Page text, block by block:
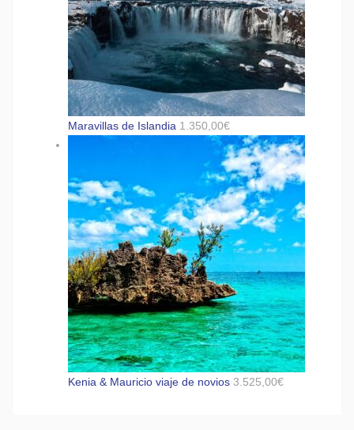
Maravillas de Islandia 1.350,00€
Kenia & Mauricio viaje de novios 3.525,00€